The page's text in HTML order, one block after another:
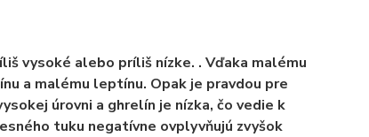
vysoké alebo príliš nízke. . Vďaka malému
a malému leptínu. Opak je pravdou pre
úrovni a ghrelín je nízka, čo vedie k
tuku negatívne ovplyvňujú zvyšok